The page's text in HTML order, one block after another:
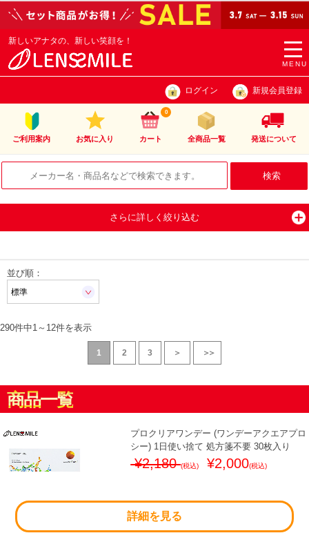
MENU
新しいアナタの、新しい笑顔を！
ログイン 新規会員登録
ご利用案内 お気に入り カート
0
全商品一覧 発送について
さらに詳しく絞り込む
並び順：
290件中1 ～ 12件を表示
1 2 3 ＞ ＞＞
商品一覧
プロクリアワンデー (ワンデーアクエアプロ
シー) 1日使い捨て 処方箋不要 30枚入り
¥2,180(税込) ¥2,000(税込)
詳細を見る